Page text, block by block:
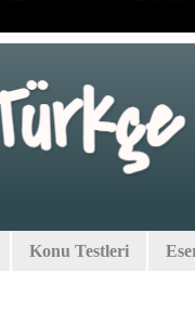
Konu Testleri